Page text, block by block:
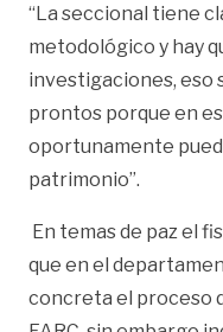
“La seccional tiene
metodológico y hay
investigaciones, eso
prontos porque en
oportunamente
patrimonio”.
En temas de paz el
que en el
concreta el proceso